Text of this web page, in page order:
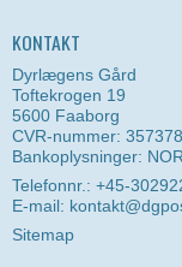
KONTAKT
Dyrlægens Gård
Toftekrogen 19
5600 Faaborg
CVR-nummer:
Bankoplysninger:
Telefonnr.: +45-
E-mail:
Sitemap